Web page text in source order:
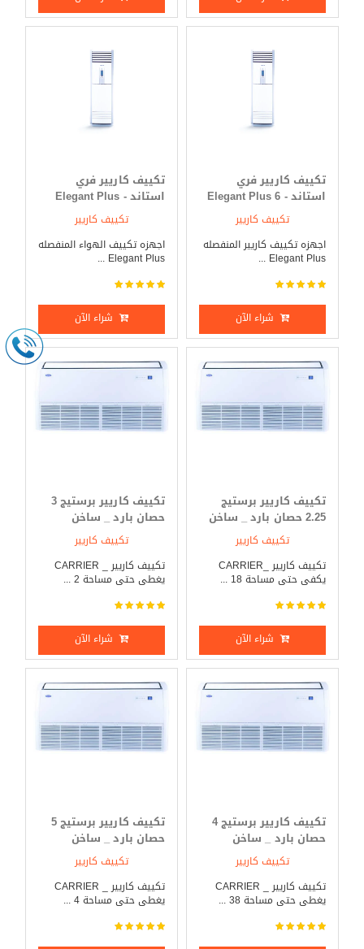
تكييف كاريير فري
استاند - Elegant Plus 6
حصان بارد _ ساخن
تكييف كاريير
اجهزه تكييف كاريير المنفصله
Elegant Plus ...
شراء الآن
تكييف كاريير فري
استاند - Elegant Plus
تكييف كاريير
اجهزه تكييف الهواء المنفصله
Elegant Plus ...
شراء الآن
تكييف كاريير برستيج
2.25 حصان بارد _ ساخن
تكييف كاريير
تكييف كاريير _CARRIER
يكفى حتى مساحة 18 ...
شراء الآن
تكييف كاريير برستيج 3
حصان بارد _ ساخن
تكييف كاريير
تكييف كاريير _ CARRIER
يغطى حتى مساحة 2 ...
شراء الآن
تكييف كاريير برستيج 4
حصان بارد _ ساخن
تكييف كاريير
تكييف كاريير _ CARRIER
يغطى حتى مساحة 38 ...
تكييف كاريير برستيج 5
حصان بارد _ ساخن
تكييف كاريير
تكييف كاريير _ CARRIER
يغطى حتى مساحة 4 ...